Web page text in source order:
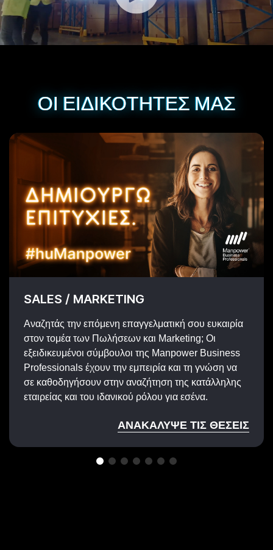
ΟΙ ΕΙΔΙΚΟΤΗΤΕΣ ΜΑΣ
SALES / MARKETING
Αναζητάς την επόμενη επαγγελματική σου ευκαιρία
στον τομέα των Πωλήσεων και Marketing; Οι
εξειδικευμένοι σύμβουλοι της Manpower Business
Professionals έχουν την εμπειρία και τη γνώση να
σε καθοδηγήσουν στην αναζήτηση της κατάλληλης
εταιρείας και του ιδανικού ρόλου για εσένα.
ΑΝΑΚΑΛΥΨΕ ΤΙΣ ΘΕΣΕΙΣ